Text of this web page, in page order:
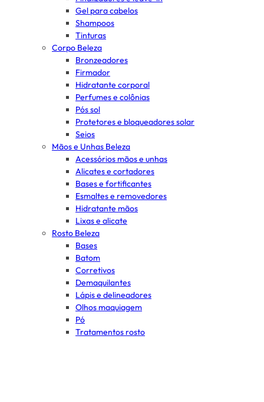
Gel para cabelos
Shampoos
Tinturas
Corpo Beleza
Bronzeadores
Firmador
Hidratante corporal
Perfumes e colônias
Pós sol
Protetores e bloqueadores solar
Seios
Mãos e Unhas Beleza
Acessórios mãos e unhas
Alicates e cortadores
Bases e fortificantes
Esmaltes e removedores
Hidratante mãos
Lixas e alicate
Rosto Beleza
Bases
Batom
Corretivos
Demaquilantes
Lápis e delineadores
Olhos maquiagem
Pó
Tratamentos rosto